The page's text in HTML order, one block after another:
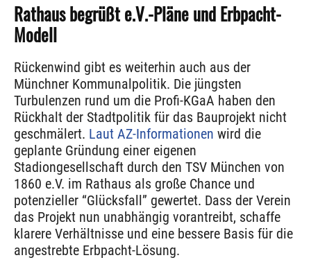
Rathaus begrüßt e.V.-Pläne und Erbpacht-
Modell
Rückenwind gibt es weiterhin auch aus der
Münchner Kommunalpolitik. Die jüngsten
Turbulenzen rund um die Profi-KGaA haben den
Rückhalt der Stadtpolitik für das Bauprojekt nicht
geschmälert. Laut AZ-Informationen wird die
geplante Gründung einer eigenen
Stadiongesellschaft durch den TSV München von
1860 e.V. im Rathaus als große Chance und
potenzieller “Glücksfall” gewertet. Dass der Verein
das Projekt nun unabhängig vorantreibt, schaffe
klarere Verhältnisse und eine bessere Basis für die
angestrebte Erbpacht-Lösung.